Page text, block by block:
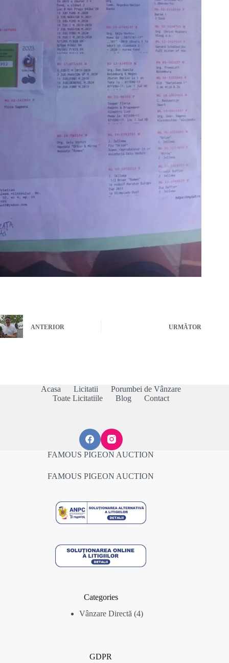
ANTERIOR URMĂTOR
Acasa Licitatii
Porumbei de Vânzare
Toate Licitatiile
Blog Contact
FAMOUS PIGEON AUCTION
FAMOUS PIGEON AUCTION
Categories
Vânzare Directă 44
GDPR